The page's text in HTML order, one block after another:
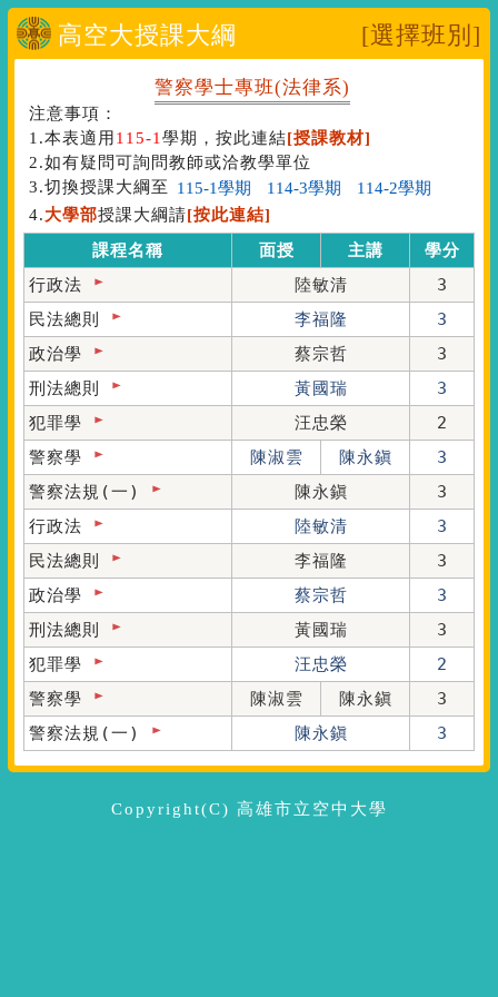
高空大授課大綱 [選擇班別]
警察學士專班(法律系)
注意事項：
1.本表適用 115-1 學期，按此連結[授課教材]
2.如有疑問可詢問教師或洽教學單位
3.切換授課大綱至
4.大學部授課大綱請[按此連結]
課程名稱
面授 主講 學分
行政法 陸敏清
3
民法總則
李福隆
3
政治學
蔡宗哲
3
刑法總則
黃國瑞
3
犯罪學
汪忠榮
2
警察學
陳淑雲 陳永鎭
3
警察法規(一)
陳永鎭
3
行政法
陸敏清
3
民法總則
李福隆
3
政治學
蔡宗哲
3
刑法總則
黃國瑞
3
犯罪學
汪忠榮
2
警察學
陳淑雲 陳永鎭
3
警察法規(一)
陳永鎭 3
Copyright(C) 高雄市立空中大學